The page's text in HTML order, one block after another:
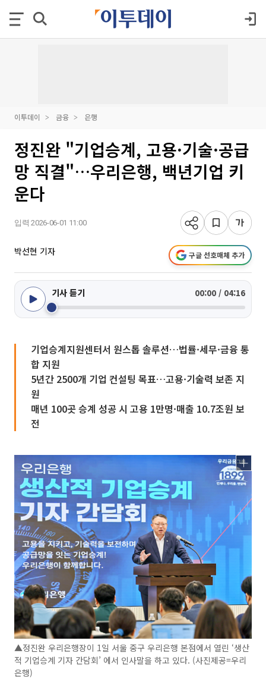
이투데이 금융 은행
정진완 "기업승계, 고용·기술·공급
망 직결"…우리은행, 백년기업 키
운다
입력 2026-06-01 11:00
박선현 기자 구글 선호매체 추가
기사 듣기 00:00 / 04:16
기업승계지원센터서 원스톱 솔루션…법률·세무·금융 통
합 지원
5년간 2500개 기업 컨설팅 목표…고용·기술력 보존 지
원
매년 100곳 승계 성공 시 고용 1만명·매출 10.7조원 보
전
▲정진완 우리은행장이 1일 서울 중구 우리은행 본점에서 열린 ‘생산
적 기업승계 기자 간담회’ 에서 인사말을 하고 있다. (사진제공=우리
은행)